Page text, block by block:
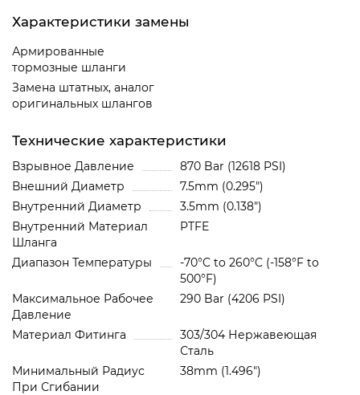
Характеристики замены
Армированные
тормозные шланги
Замена штатных, аналог
оригинальных шлангов
Технические характеристики
Взрывное Давление
870 Bar (12618 PSI)
Внешний Диаметр
7.5mm (0.295")
Внутренний Диаметр
3.5mm (0.138")
Внутренний Материал
Шланга
PTFE
Диапазон Температуры
-70°C to 260°C (-158°F to
500°F)
Максимальное Рабочее
Давление
290 Bar (4206 PSI)
Материал Фитинга
303/304 Нержавеющая
Сталь
Минимальный Радиус
При Сгибании
38mm (1.496")